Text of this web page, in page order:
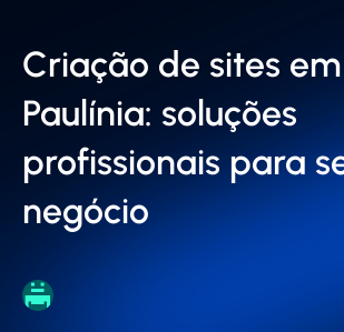
Criação de sites em
Paulínia: soluções
profissionais para
negócio